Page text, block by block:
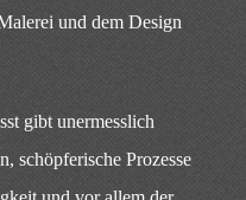
und dem Design
gibt unermesslich
schöpferische Prozesse